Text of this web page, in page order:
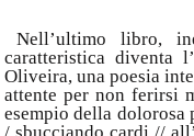
Nell’ultimo libro,
caratteristica diventa
Oliveira, una poesia
attente per non ferirsi
esempio della dolorosa